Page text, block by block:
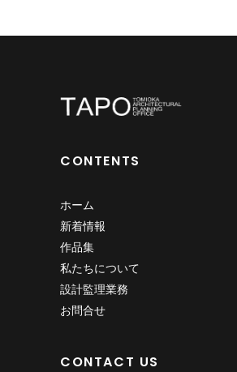
CONTENTS
ホーム
新着情報
作品集
私たちについて
設計監理業務
お問合せ
CONTACT US